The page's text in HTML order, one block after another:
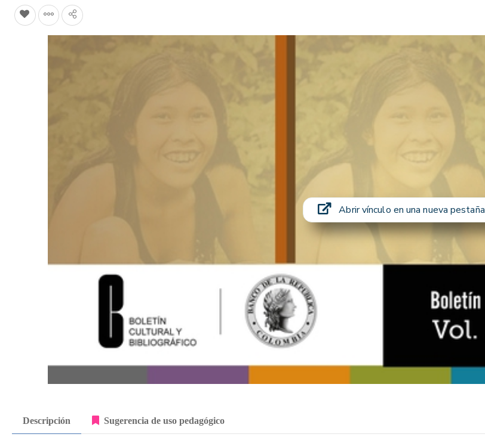
Abrir vínculo en una nueva pestaña
Descripción Sugerencia de uso pedagógico